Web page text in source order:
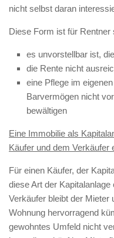
nicht selbst daran
Diese Form ist für Rentner
es unvorstellbar ist,
die Rente nicht
eine Pflege im
Barvermögen nicht
bewältigen
Eine Immobilie als
Käufer und dem Verkäufer
Für einen Käufer, der
diese Art der
Verkäufer bleibt der
Wohnung hervorragend
gewohntes Umfeld nicht